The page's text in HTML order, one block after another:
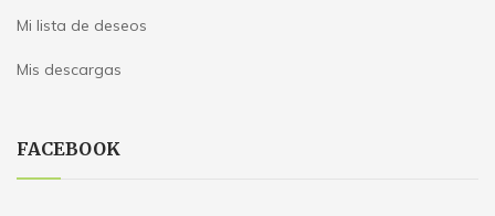
Mi lista de deseos
Mis descargas
FACEBOOK